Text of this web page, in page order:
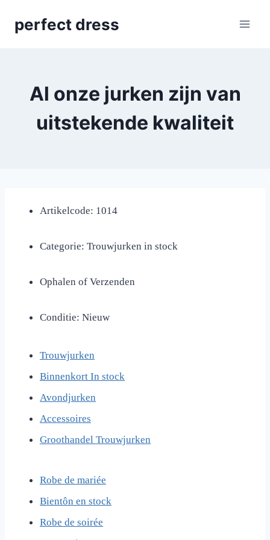
perfect dress
Al onze jurken zijn van
uitstekende kwaliteit
Artikelcode: 1014
Categorie: Trouwjurken in stock
Ophalen of Verzenden
Conditie: Nieuw
Trouwjurken
Binnenkort In stock
Avondjurken
Accessoires
Groothandel Trouwjurken
Robe de mariée
Bientôn en stock
Robe de soirée